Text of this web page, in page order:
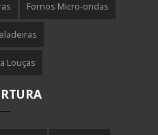
Fornos Micro-ondas
Louças